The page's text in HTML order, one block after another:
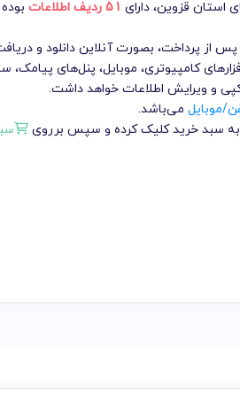
استان قزوین، دارای 51 ردیف اطلاعات
تومان می باشد که پس از پرداخت، بصورت آنلاین دانلود
کامپیوتری، موبایل، پنل‌های پیامک،
و ویرایش اطلاعات خواهد داشت.
موبایل می‌باشد.
به سبد خرید کلیک کرده و سپس برروی